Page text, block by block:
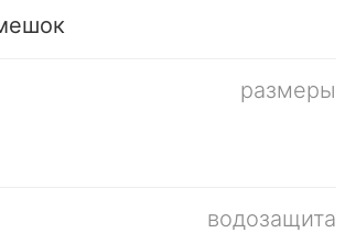
размеры
водозащита